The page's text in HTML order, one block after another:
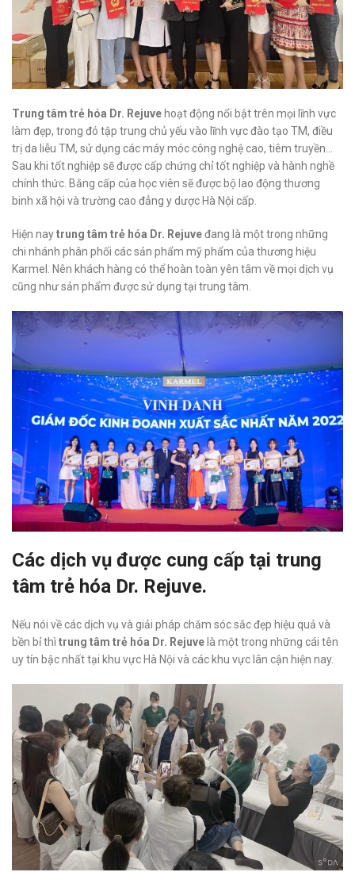
Trung tâm trẻ hóa Dr. Rejuvehoạt động nổi bật trên mọi lĩnh vực
làm đẹp, trong đó tập trung chủ yếu vào lĩnh vực đào tạo TM, điều
trị da liễu TM, sử dụng các máy móc công nghệ cao, tiêm truyền…
Sau khi tốt nghiệp sẽ được cấp chứng chỉ tốt nghiệp và hành nghề
chính thức. Bằng cấp của học viên sẽ được bộ lao động thương
binh xã hội và trường cao đẳng y dược Hà Nội cấp.
Hiện naytrung tâm trẻ hóa Dr. Rejuveđang là một trong những
chi nhánh phân phối các sản phẩm mỹ phẩm của thương hiệu
Karmel. Nên khách hàng có thể hoàn toàn yên tâm về mọi dịch vụ
cũng như sản phẩm được sử dụng tại trung tâm.
Các dịch vụ được cung cấp tại trung
tâm trẻ hóa Dr. Rejuve.
Nếu nói về các dịch vụ và giải pháp chăm sóc sắc đẹp hiệu quả và
bền bỉ thì trung tâm trẻ hóa Dr. Rejuve là một trong những cái tên
uy tín bậc nhất tại khu vực Hà Nội và các khu vực lân cận hiện nay.